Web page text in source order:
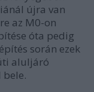
újra van
az M0-on
óta pedig
során ezek
aluljáró
bele.